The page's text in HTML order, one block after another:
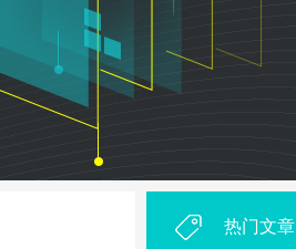
电信机柜租用 香港机柜租用
析、应用海量营销
工成本，做到精准
热门文章